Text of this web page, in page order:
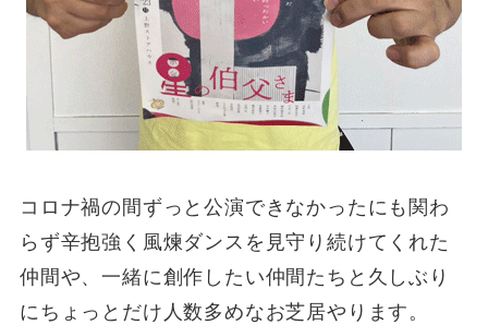
コロナ禍の間ずっと公演できなかったにも関わ
らず辛抱強く風煉ダンスを見守り続けてくれた
仲間や、一緒に創作したい仲間たちと久しぶり
にちょっとだけ人数多めなお芝居やります。